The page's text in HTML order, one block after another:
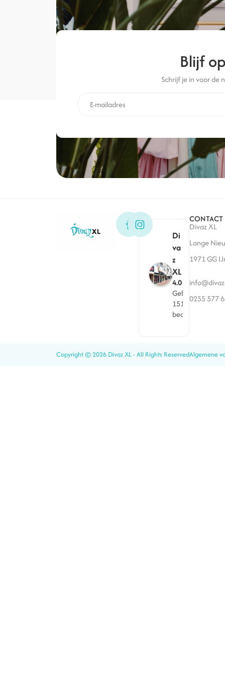
Blijf
Schrijf je in voor de
Di
va
z
XL
4.0
Gebaseerd op
151
beoordelingen
CONTACT
Divaz XL
Lange
1971 GG
0255 577
Copyright © 2026 Divaz XL - All Rights ReservedAlgemene